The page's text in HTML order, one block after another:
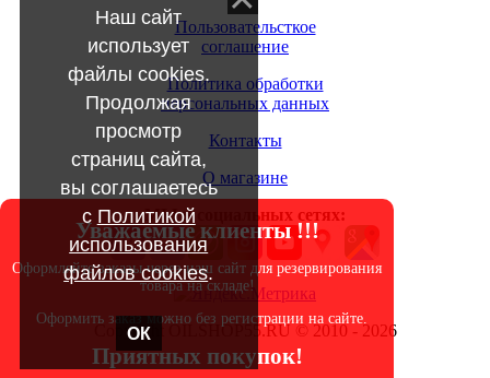
Пользовательсткое
соглашение
Политика обработки
персональных данных
Контакты
О магазине
МЫ в социальных сетях:
Copyright OILSHOP55.RU © 2010 - 2026
Уважаемые клиенты !!!
Оформляйте заказы через наш сайт для резервирования
товара на складе!
Оформить заказ можно без регистрации на сайте.
Приятных покупок!
Наш сайт
использует
файлы cookies.
Продолжая
просмотр
страниц сайта,
вы соглашаетесь
с Политикой
использования
файлов cookies.
ОК